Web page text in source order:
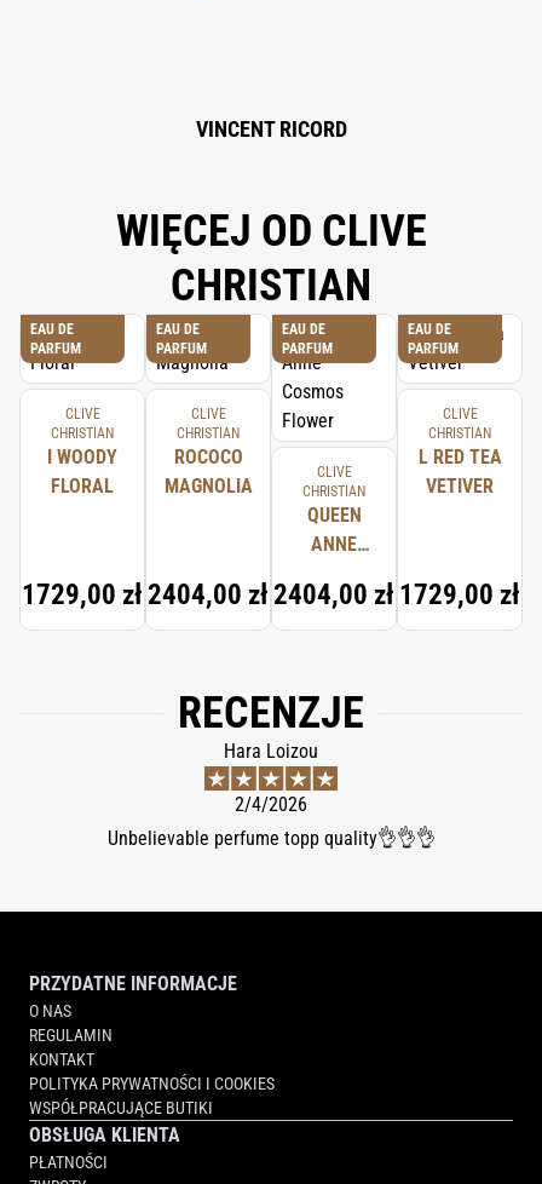
VINCENT RICORD
WIĘCEJ OD CLIVE
CHRISTIAN
EAU DE
PARFUM
CLIVE
CHRISTIAN
I WOODY
FLORAL
1729,00 zł
EAU DE
PARFUM
CLIVE
CHRISTIAN
ROCOCO
MAGNOLIA
2404,00 zł
EAU DE
PARFUM
CLIVE
CHRISTIAN
QUEEN
ANNE
FLOWER
2404,00 zł
EAU DE
PARFUM
CLIVE
CHRISTIAN
L RED TEA
VETIVER
1729,00 zł
RECENZJE
Hara Loizou
2/4/2026
Unbelievable perfume topp quality👌👌👌
PRZYDATNE INFORMACJE
O NAS
REGULAMIN
KONTAKT
POLITYKA PRYWATNOŚCI I COOKIES
WSPÓŁPRACUJĄCE BUTIKI
OBSŁUGA KLIENTA
PŁATNOŚCI